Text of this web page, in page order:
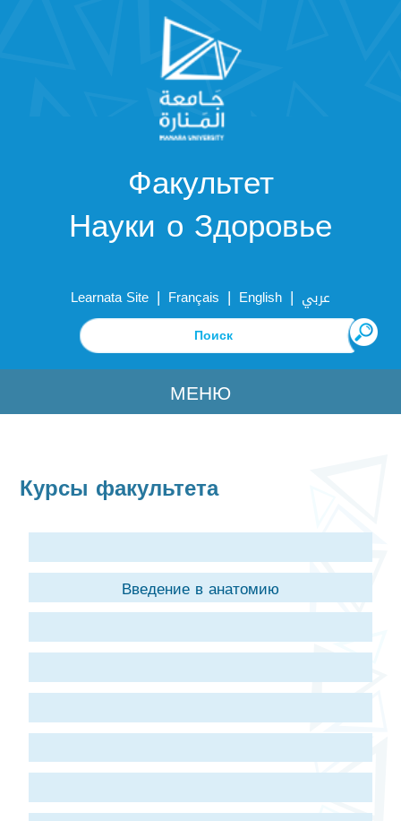
Факультет
Науки о Здоровье
Learnata Site | Français | English | عربي
МЕНЮ
Курсы факультета
Введение в анатомию